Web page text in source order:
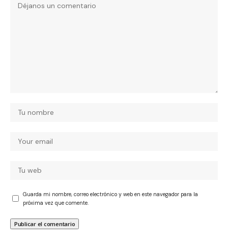
Guarda mi nombre, correo electrónico y web en este navegador para la
próxima vez que comente.